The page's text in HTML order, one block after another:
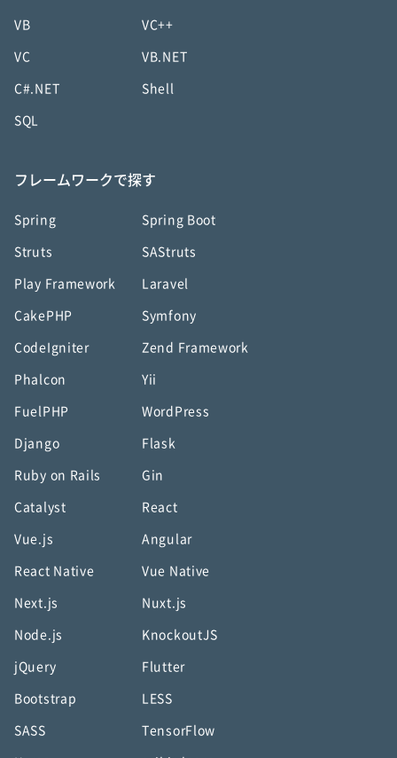
VB VC++
VC VB.NET
C#.NET Shell
SQL
フレームワークで探す
Spring Spring Boot
Struts SAStruts
Play Framework Laravel
CakePHP Symfony
CodeIgniter Zend Framework
Phalcon Yii
FuelPHP WordPress
Django Flask
Ruby on Rails Gin
Catalyst React
Vue.js Angular
React Native Vue Native
Next.js Nuxt.js
Node.js KnockoutJS
jQuery Flutter
Bootstrap LESS
SASS TensorFlow